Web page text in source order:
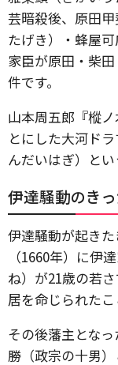
芸暗殺後、原田
たげき）・蜂屋
家臣が原田・柴
件です。
山本周五郎『樅
とにした大河ド
んだいはぎ）とい
伊達騒動のき
伊達騒動が起き
（1660年）に伊
ね）が21歳の若
居を命じられたこ
その後藩主とな
勝（政宗の十男